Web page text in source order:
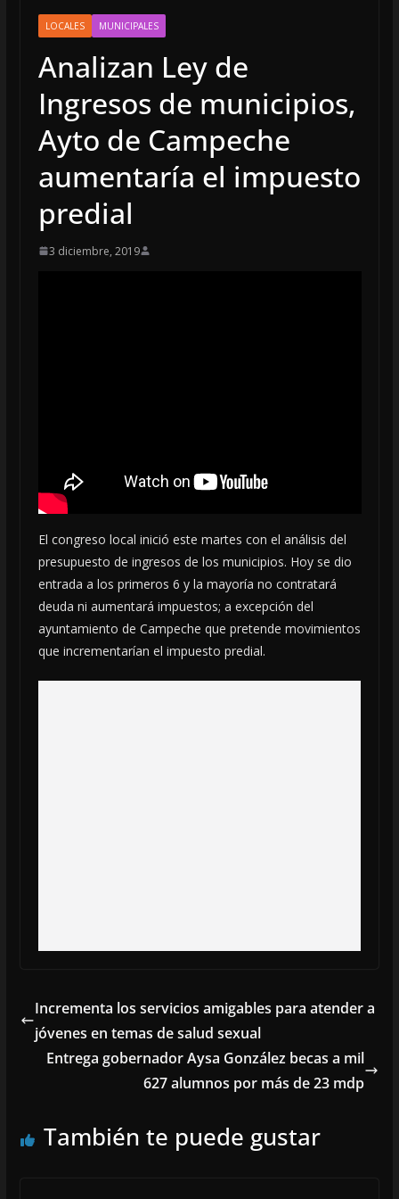
LOCALES MUNICIPALES
Analizan Ley de
Ingresos de municipios,
Ayto de Campeche
aumentaría el impuesto
predial
3 diciembre, 2019
El congreso local inició este martes con el análisis del
presupuesto de ingresos de los municipios. Hoy se dio
entrada a los primeros 6 y la mayoría no contratará
deuda ni aumentará impuestos; a excepción del
ayuntamiento de Campeche que pretende movimientos
que incrementarían el impuesto predial.
Incrementa los servicios amigables para atender a
jóvenes en temas de salud sexual
Entrega gobernador Aysa González becas a mil
627 alumnos por más de 23 mdp
También te puede gustar